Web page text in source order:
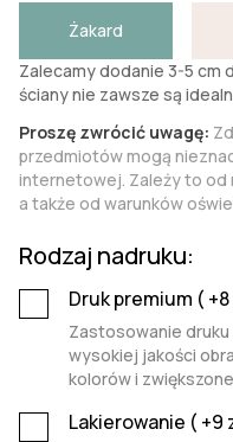
Żakard
Zalecamy dodanie 3-5 cm
ściany nie zawsze są
Proszę zwrócić uwagę:
przedmiotów mogą
internetowej. Zależy to od
a także od warunków
Rodzaj nadruku:
Druk premium ( +8
Zastosowanie druku
wysokiej jakości
kolorów i
Lakierowanie ( +9